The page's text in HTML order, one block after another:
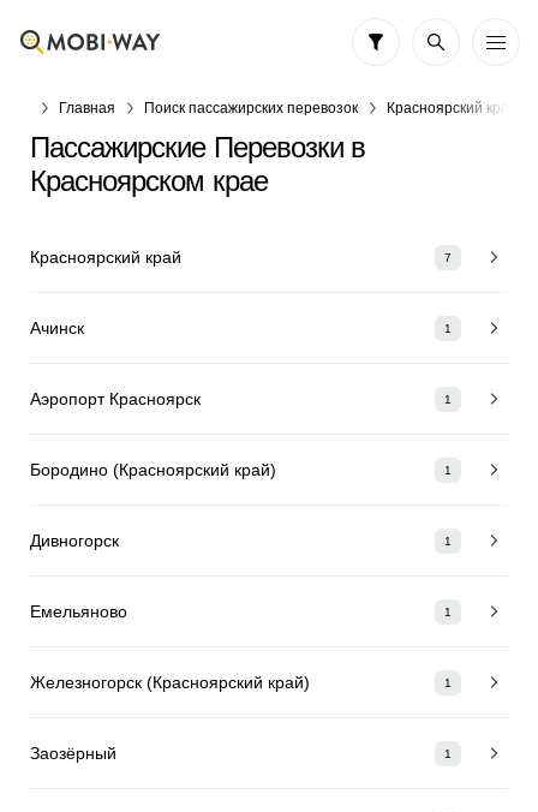
Главная Поиск пассажирских перевозок Красноярский край
Пассажирские Перевозки в
Красноярском крае
Красноярский край 7
Ачинск 1
Аэропорт Красноярск 1
Бородино (Красноярский край) 1
Дивногорск 1
Емельяново 1
Железногорск (Красноярский край) 1
Заозёрный 1